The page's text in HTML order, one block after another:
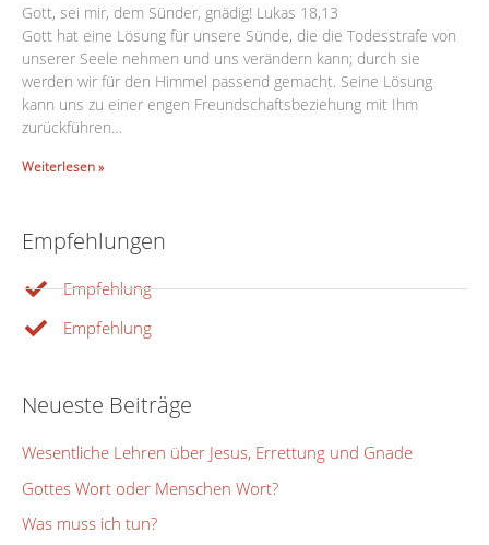
Gott, sei mir, dem Sünder, gnädig! Lukas 18,13
Gott hat eine Lösung für unsere Sünde, die die Todesstrafe von
unserer Seele nehmen und uns verändern kann; durch sie
werden wir für den Himmel passend gemacht. Seine Lösung
kann uns zu einer engen Freundschaftsbeziehung mit Ihm
zurückführen…
Weiterlesen »
Empfehlungen
Empfehlung
Empfehlung
Neueste Beiträge
Wesentliche Lehren über Jesus, Errettung und Gnade
Gottes Wort oder Menschen Wort?
Was muss ich tun?